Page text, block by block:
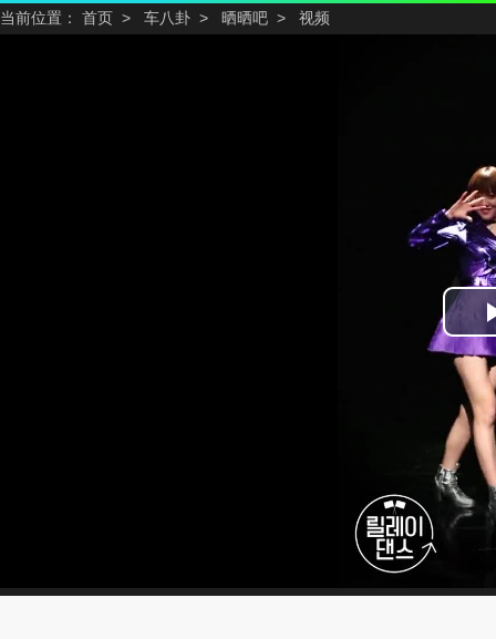
当前位置： 首页 > 车八卦 > 晒晒吧 > 视频